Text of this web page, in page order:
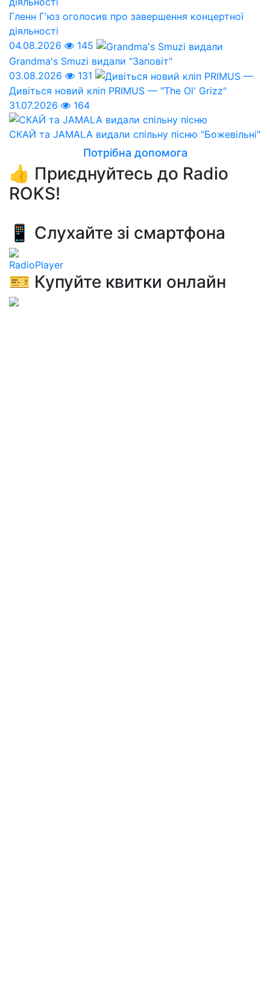
Гленн Г'юз оголосив про завершення концертної
діяльності
04.08.2026
145
Grandma's Smuzi видали "Заповіт"
03.08.2026
131
Дивіться новий кліп PRIMUS — "The Ol' Grizz"
31.07.2026
164
СКАЙ та JAMALA видали спільну пісню "Божевільні"
Потрібна допомога
👍 Приєднуйтесь до Radio
ROKS!
📱 Слухайте зі смартфона
RadioPlayer
🎫 Купуйте квитки онлайн